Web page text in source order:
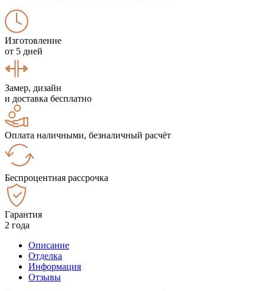
Изготовление
от 5 дней
Замер, дизайн
и доставка бесплатно
Оплата наличными, безналичный расчёт
Беспроцентная рассрочка
Гарантия
2 года
Описание
Отделка
Информация
Отзывы